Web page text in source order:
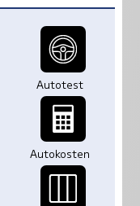
Autotest
Autokosten